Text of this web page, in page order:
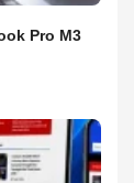
Pro M3